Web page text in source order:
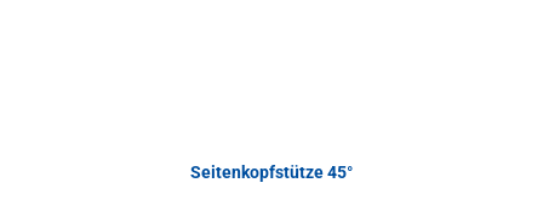
Seitenkopfstütze 45°